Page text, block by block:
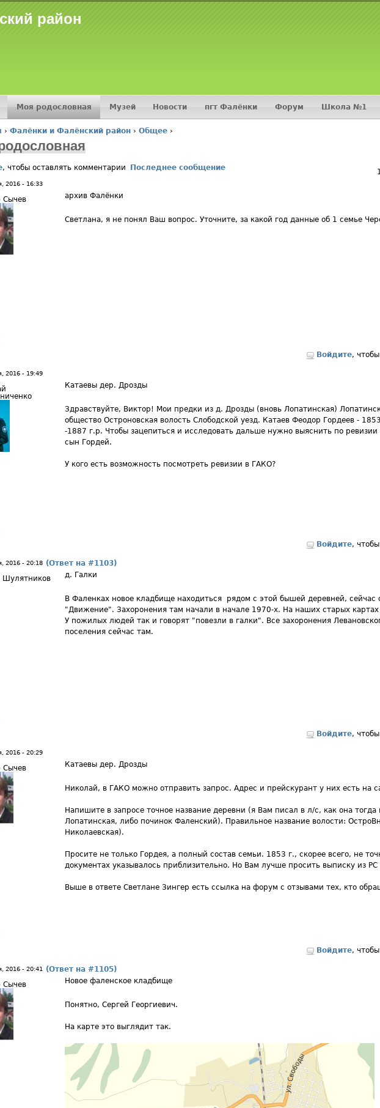
район
› Фалёнки и Фалёнский район › Общее ›
, чтобы оставлять комментарии Последнее сообщение
2016 - 16:33
Сычев
архив Фалёнки
Светлана, я не понял Ваш вопрос. Уточните, за какой год данные об 1 семье
Войдите,
2016 - 19:49
Катаевы дер. Дрозды
Здравствуйте, Виктор! Мои предки из д. Дрозды (вновь Лопатинская)
общество Остроновская волость Слободской уезд. Катаев Феодор Гордеев -
-1887 г.р. Чтобы зацепиться и исследовать дальше нужно выяснить по
сын Гордей.
У кого есть возможность посмотреть ревизии в ГАКО?
Войдите,
2016 - 20:18 (Ответ на #1103)
Шулятников
д. Галки
В Фаленках новое кладбище находиться рядом с этой бышей деревней, сейчас
"Движение". Захоронения там начали в начале 1970-х. На наших старых картах
У пожилых людей так и говорят "повезли в галки". Все захоронения
поселения сейчас там.
Войдите,
2016 - 20:29
Сычев
Катаевы дер. Дрозды
Николай, в ГАКО можно отправить запрос. Адрес и прейскурант у них есть на
Напишите в запросе точное название деревни (я Вам писал в л/с, как она тогда
Лопатинская, либо починок Фаленский). Правильное название волости:
Николаевская).
Просите не только Гордея, а полный состав семьи. 1853 г., скорее всего, не
документах указывалось приблизительно. Но Вам лучше просить выписку из РС
Выше в ответе Светлане Зингер есть ссылка на форум с отзывами тех, кто
Войдите,
2016 - 20:41 (Ответ на #1105)
Сычев
Новое фаленское кладбище
Понятно, Сергей Георгиевич.
На карте это выглядит так.
Моя родословная Музей Новости пгт Фалёнки Форум Школа №1